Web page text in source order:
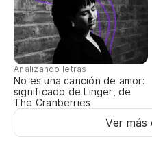
Analizando letras
No es una canción de amor:
significado de Linger, de
The Cranberries
Ver más